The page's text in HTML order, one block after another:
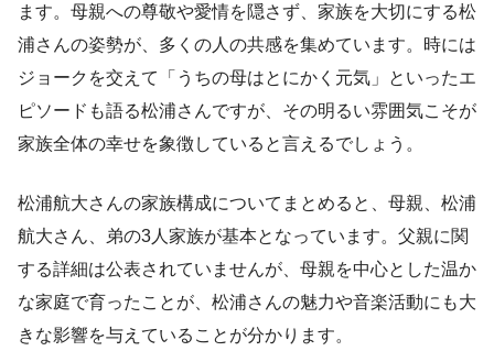
ます。母親への尊敬や愛情を隠さず、家族を大切にする松
浦さんの姿勢が、多くの人の共感を集めています。時には
ジョークを交えて「うちの母はとにかく元気」といったエ
ピソードも語る松浦さんですが、その明るい雰囲気こそが
家族全体の幸せを象徴していると言えるでしょう。
松浦航大さんの家族構成についてまとめると、母親、松浦
航大さん、弟の3人家族が基本となっています。父親に関
する詳細は公表されていませんが、母親を中心とした温か
な家庭で育ったことが、松浦さんの魅力や音楽活動にも大
きな影響を与えていることが分かります。